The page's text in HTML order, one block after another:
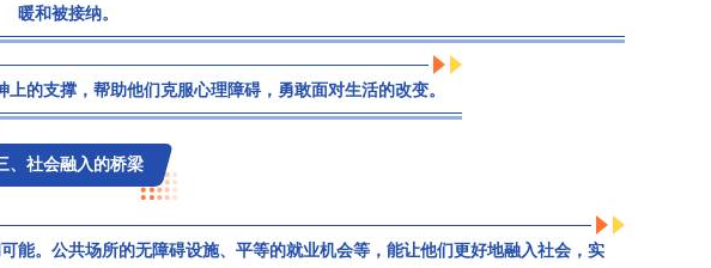
暖和被接纳。
的支撑，帮助他们克服心理障碍，勇敢面对生活的改变。
、社会融入的桥梁
能。公共场所的无障碍设施、平等的就业机会等，能让他们更好地融入社会，实